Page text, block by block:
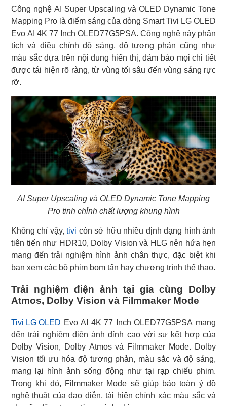
Công nghệ AI Super Upscaling và OLED Dynamic Tone
Mapping Pro là điểm sáng của dòng Smart Tivi LG OLED
Evo AI 4K 77 Inch OLED77G5PSA. Công nghệ này phân
tích và điều chỉnh độ sáng, độ tương phản cũng như
màu sắc dựa trên nội dung hiển thị, đảm bảo mọi chi tiết
được tái hiện rõ ràng, từ vùng tối sâu đến vùng sáng rực
rỡ.
AI Super Upscaling và OLED Dynamic Tone Mapping
Pro tinh chỉnh chất lượng khung hình
Không chỉ vậy, tivi còn sở hữu nhiều định dạng hình ảnh
tiên tiến như HDR10, Dolby Vision và HLG nên hứa hẹn
mang đến trải nghiệm hình ảnh chân thực, đặc biệt khi
bạn xem các bộ phim bom tấn hay chương trình thể thao.
Trải nghiệm điện ảnh tại gia cùng Dolby
Atmos, Dolby Vision và Filmmaker Mode
Tivi LG OLED Evo AI 4K 77 Inch OLED77G5PSA mang
đến trải nghiệm điện ảnh đỉnh cao với sự kết hợp của
Dolby Vision, Dolby Atmos và Filmmaker Mode. Dolby
Vision tối ưu hóa độ tương phản, màu sắc và độ sáng,
mang lại hình ảnh sống động như tại rạp chiếu phim.
Trong khi đó, Filmmaker Mode sẽ giúp bảo toàn ý đồ
nghệ thuật của đạo diễn, tái hiện chính xác màu sắc và